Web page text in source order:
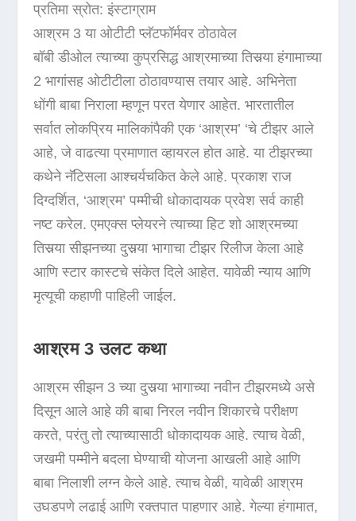
प्रतिमा स्रोत: इंस्टाग्राम
आश्रम 3 या ओटीटी प्लॅटफॉर्मवर ठोठावेल
बॉबी डीओल त्याच्या कुप्रसिद्ध आश्रमाच्या तिसर्‍या हंगामाच्या
2 भागांसह ओटीटीला ठोठावण्यास तयार आहे. अभिनेता
धोंगी बाबा निराला म्हणून परत येणार आहेत. भारतातील
सर्वात लोकप्रिय मालिकांपैकी एक ‘आश्रम’ ‘चे टीझर आले
आहे, जे वाढत्या प्रमाणात व्हायरल होत आहे. या टीझरच्या
कथेने नॅटिसला आश्चर्यचकित केले आहे. प्रकाश राज
दिग्दर्शित, ‘आश्रम’ पम्मीची धोकादायक प्रवेश सर्व काही
नष्ट करेल. एमएक्स प्लेयरने त्याच्या हिट शो आश्रमच्या
तिसर्‍या सीझनच्या दुसर्‍या भागाचा टीझर रिलीज केला आहे
आणि स्टार कास्टचे संकेत दिले आहेत. यावेळी न्याय आणि
मृत्यूची कहाणी पाहिली जाईल.
आश्रम 3 उलट कथा
आश्रम सीझन 3 च्या दुसर्‍या भागाच्या नवीन टीझरमध्ये असे
दिसून आले आहे की बाबा निरल नवीन शिकारचे परीक्षण
करते, परंतु तो त्याच्यासाठी धोकादायक आहे. त्याच वेळी,
जखमी पम्मीने बदला घेण्याची योजना आखली आहे आणि
बाबा निलाशी लग्न केले आहे. त्याच वेळी, यावेळी आश्रम
उघडपणे लढाई आणि रक्तपात पाहणार आहे. गेल्या हंगामात,